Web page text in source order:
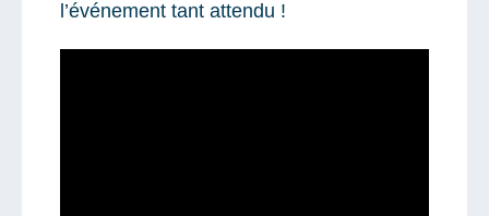
l’événement tant attendu !